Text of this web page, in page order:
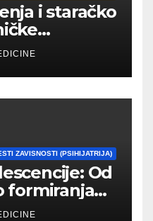
i staračko
ZAVISNOSTI (PSIHIJATRIJA)
Od
formiranja